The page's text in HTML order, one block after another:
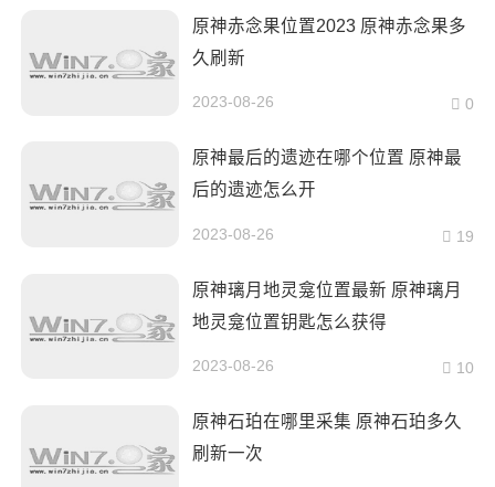
原神赤念果位置2023 原神赤念果多
久刷新
2023-08-26 0
原神最后的遗迹在哪个位置 原神最
后的遗迹怎么开
2023-08-26 19
原神璃月地灵龛位置最新 原神璃月
地灵龛位置钥匙怎么获得
2023-08-26 10
原神石珀在哪里采集 原神石珀多久
刷新一次